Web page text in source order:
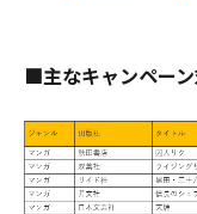
■主なキャンペー